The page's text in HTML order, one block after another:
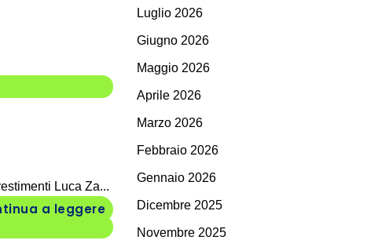
Luca Za...
a leggere
Luglio 2026
Giugno 2026
Maggio 2026
Aprile 2026
Marzo 2026
Febbraio 2026
Gennaio 2026
Dicembre 2025
Novembre 2025